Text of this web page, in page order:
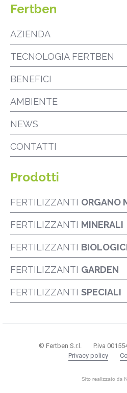
Fertben
AZIENDA
TECNOLOGIA FERTBEN
BENEFICI
AMBIENTE
NEWS
CONTATTI
Prodotti
FERTILIZZANTI ORGANO
FERTILIZZANTI MINERALI
FERTILIZZANTI
FERTILIZZANTI GARDEN
FERTILIZZANTI SPECIALI
© Fertben S.r.l. P.iva
Privacy policy